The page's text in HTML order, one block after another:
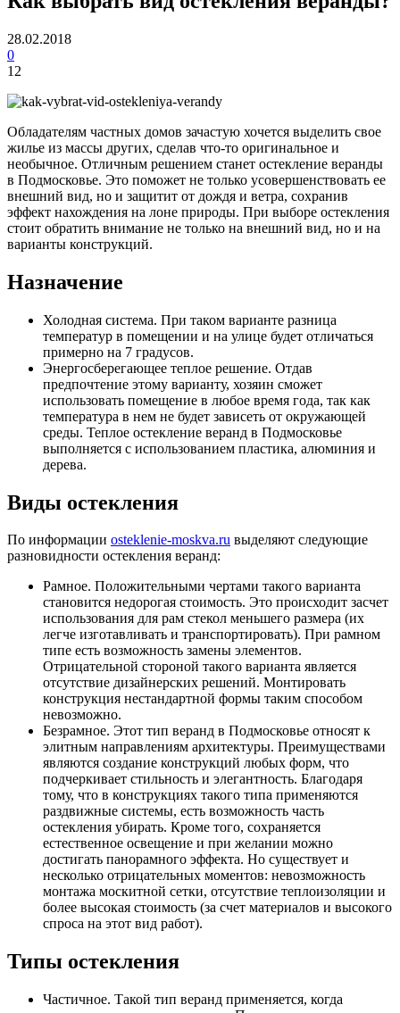
28.02.2018
0
12
Обладателям частных домов зачастую хочется выделить свое
жилье из массы других, сделав что-то оригинальное и
необычное. Отличным решением станет остекление веранды
в Подмосковье. Это поможет не только усовершенствовать ее
внешний вид, но и защитит от дождя и ветра, сохранив
эффект нахождения на лоне природы. При выборе остекления
стоит обратить внимание не только на внешний вид, но и на
варианты конструкций.
Назначение
Холодная система. При таком варианте разница
температур в помещении и на улице будет отличаться
примерно на 7 градусов.
Энергосберегающее теплое решение. Отдав
предпочтение этому варианту, хозяин сможет
использовать помещение в любое время года, так как
температура в нем не будет зависеть от окружающей
среды. Теплое остекление веранд в Подмосковье
выполняется с использованием пластика, алюминия и
дерева.
Виды остекления
По информации osteklenie-moskva.ru выделяют следующие
разновидности остекления веранд:
Рамное. Положительными чертами такого варианта
становится недорогая стоимость. Это происходит засчет
использования для рам стекол меньшего размера (их
легче изготавливать и транспортировать). При рамном
типе есть возможность замены элементов.
Отрицательной стороной такого варианта является
отсутствие дизайнерских решений. Монтировать
конструкция нестандартной формы таким способом
невозможно.
Безрамное. Этот тип веранд в Подмосковье относят к
элитным направлениям архитектуры. Преимуществами
являются создание конструкций любых форм, что
подчеркивает стильность и элегантность. Благодаря
тому, что в конструкциях такого типа применяются
раздвижные системы, есть возможность часть
остекления убирать. Кроме того, сохраняется
естественное освещение и при желании можно
достигать панорамного эффекта. Но существует и
несколько отрицательных моментов: невозможность
монтажа москитной сетки, отсутствие теплоизоляции и
более высокая стоимость (за счет материалов и высокого
спроса на этот вид работ).
Типы остекления
Частичное. Такой тип веранд применяется, когда